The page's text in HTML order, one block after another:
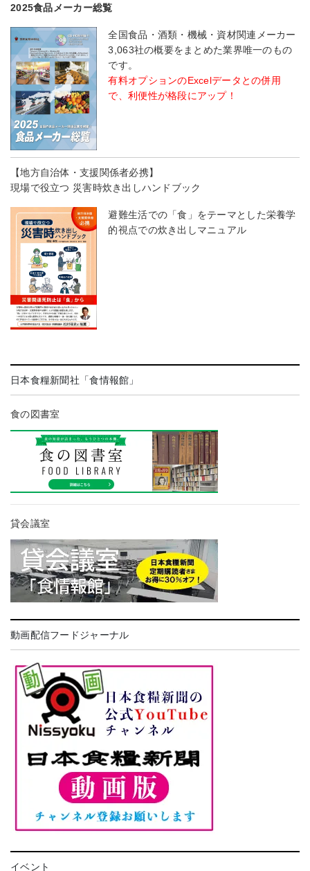
2025食品メーカー総覧
全国食品・酒類・機械・資材関連メーカー
3,063社の概要をまとめた業界唯一のもの
です。
有料オプションのExcelデータとの併用
で、利便性が格段にアップ！
【地方自治体・支援関係者必携】
現場で役立つ 災害時炊き出しハンドブック
避難生活での「食」をテーマとした栄養学
的視点での炊き出しマニュアル
日本食糧新聞社「食情報館」
食の図書室
貸会議室
動画配信フードジャーナル
イベント